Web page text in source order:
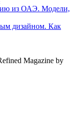
из ОАЭ. Модели,
дизайном. Как
Magazine by